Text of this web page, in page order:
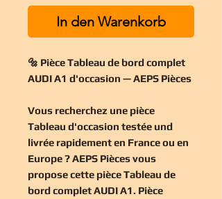
In den Warenkorb
🔩 Pièce Tableau de bord complet
AUDI A1 d'occasion — AEPS Pièces
Vous recherchez une pièce
Tableau d'occasion testée und
livrée rapidement en France ou en
Europe ? AEPS Pièces vous
propose cette pièce Tableau de
bord complet AUDI A1. Pièce